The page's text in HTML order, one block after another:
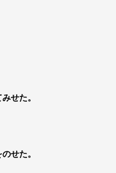
せた。
せた。